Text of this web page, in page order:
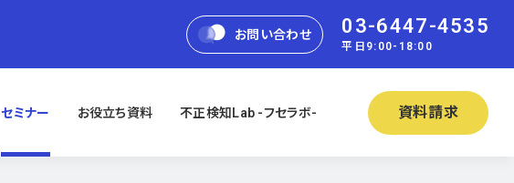
お問い合わせ 03-6447-4535
平日9:00-18:00
セミナー お役立ち資料 不正検知Lab -フセラボ- 資料請求